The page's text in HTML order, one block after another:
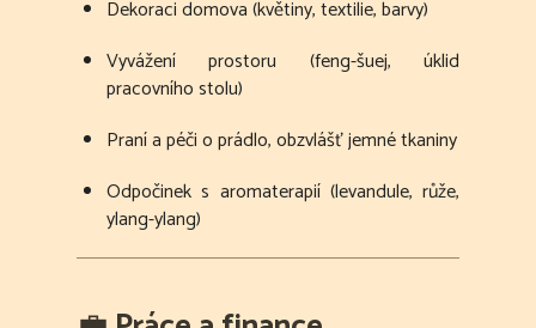
Dekoraci domova (květiny, textilie, barvy)
Vyvážení prostoru (feng-šuej, úklid
pracovního stolu)
Praní a péči o prádlo, obzvlášť jemné tkaniny
Odpočinek s aromaterapií (levandule, růže,
ylang-ylang)